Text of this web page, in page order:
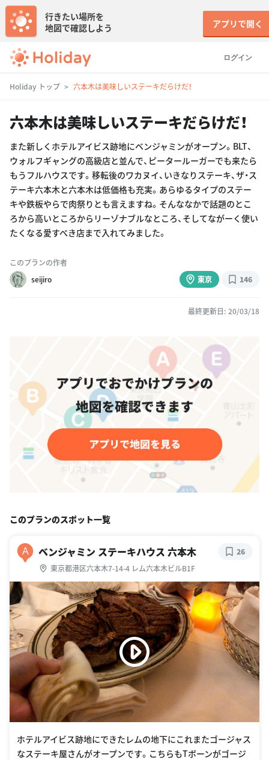
ログイン
行きたい場所を
地図で確認しよう
アプリで開く
Holiday トップ 六本木は美味しいステーキだらけだ！
六本木は美味しいステーキだらけだ！
また新しくホテルアイビス跡地にベンジャミンがオープン。BLT、
ウォルフギャングの高級店と並んで、ピータールーガーでも来たら
もうフルハウスです。移転後のワカヌイ、いきなりステーキ、ザ・ス
テーキ六本木と六本木は低価格も充実。あらゆるタイプのステー
キや鉄板やらで肉祭りとも言えますね。そんななかで話題のとこ
ろから高いところからリーゾナブルなところ、そしてながーく使い
たくなる愛すべき店まで入れてみました。
このプランの作者
seijiro
東京 146
最終更新日: 20/03/18
このプランのスポット一覧
A ベンジャミン ステーキハウス 六本木
東京都港区六本木7-14-4 レム六本木ビルB1F
26
ホテルアイビス跡地にできたレムの地下にこれまたゴージャス
なステーキ屋さんがオープンです。こちらもTボーンがゴージ